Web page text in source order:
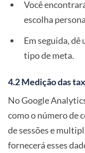
Você
escolha
Em seguida, dê
tipo de meta.
4.2 Medição das
No Google
como o número de
de sessões e
fornecerá esses